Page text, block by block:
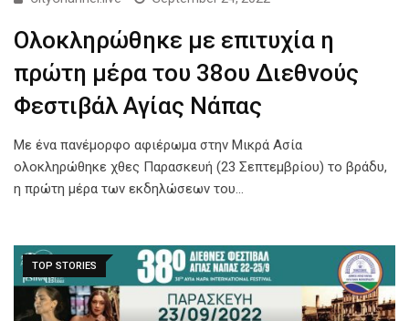
Ολοκληρώθηκε με επιτυχία η
πρώτη μέρα του 38ου Διεθνούς
Φεστιβάλ Αγίας Νάπας
Με ένα πανέμορφο αφιέρωμα στην Μικρά Ασία
ολοκληρώθηκε χθες Παρασκευή (23 Σεπτεμβρίου) το βράδυ,
η πρώτη μέρα των εκδηλώσεων του…
TOP STORIES